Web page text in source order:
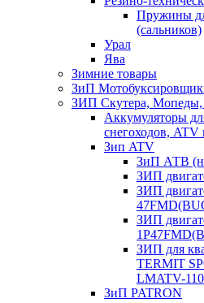
Пружины
(сальников)
Урал
Ява
Зимние товары
ЗиП
ЗИП Скутера,
Аккумуляторы
снегоходов, ATV
Зип ATV
ЗиП АТВ
ЗИП
ЗИП
ЗИП
ЗИП для
TERMIT
LMATV-
ЗиП PATRON